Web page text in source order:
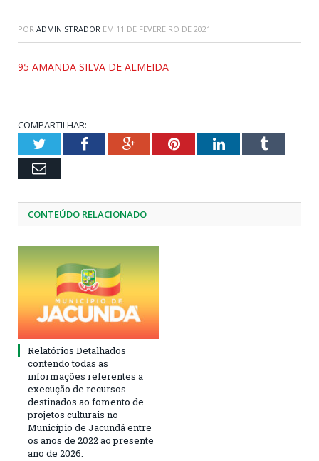
POR ADMINISTRADOR EM 11 DE FEVEREIRO DE 2021
95 AMANDA SILVA DE ALMEIDA
COMPARTILHAR:
TwitterFacebookGoogle+PinterestLinkedInTumblr
Email
CONTEÚDO RELACIONADO
Relatórios Detalhados
contendo todas as
informações referentes a
execução de recursos
destinados ao fomento de
projetos culturais no
Município de Jacundá entre
os anos de 2022 ao presente
ano de 2026.